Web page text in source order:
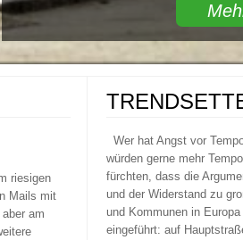
riesigen
Mails mit
am
Wer hat Angst vor
würden gerne mehr
fürchten, dass die
und der Widerstand zu
und Kommunen in
eingeführt: auf